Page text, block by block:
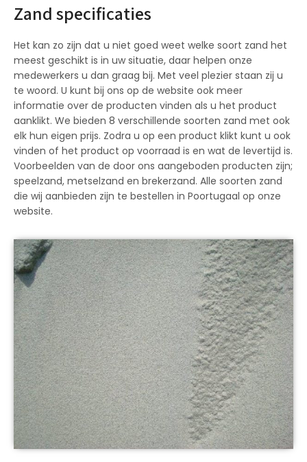
Zand specificaties
Het kan zo zijn dat u niet goed weet welke soort zand het
meest geschikt is in uw situatie, daar helpen onze
medewerkers u dan graag bij. Met veel plezier staan zij u
te woord. U kunt bij ons op de website ook meer
informatie over de producten vinden als u het product
aanklikt. We bieden 8 verschillende soorten zand met ook
elk hun eigen prijs. Zodra u op een product klikt kunt u ook
vinden of het product op voorraad is en wat de levertijd is.
Voorbeelden van de door ons aangeboden producten zijn;
speelzand, metselzand en brekerzand. Alle soorten zand
die wij aanbieden zijn te bestellen in Poortugaal op onze
website.